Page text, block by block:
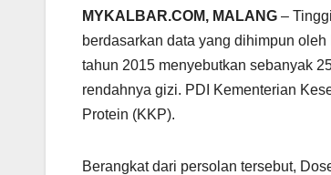
MYKALBAR.COM, MALANG –
berdasarkan data yang dihimpun
tahun 2015 menyebutkan sebanyak
rendahnya gizi. PDI Kementerian
Protein (KKP).
Berangkat dari persolan tersebut,